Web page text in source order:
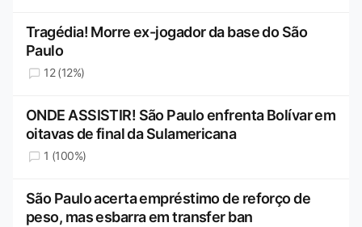
Tragédia! Morre ex-jogador da base do São
Paulo
12 (12%)
ONDE ASSISTIR! São Paulo enfrenta Bolívar em
oitavas de final da Sulamericana
1 (100%)
São Paulo acerta empréstimo de reforço de
peso, mas esbarra em transfer ban